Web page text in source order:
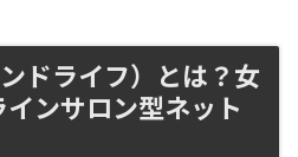
ドライフ）とは？女
ンサロン型ネット